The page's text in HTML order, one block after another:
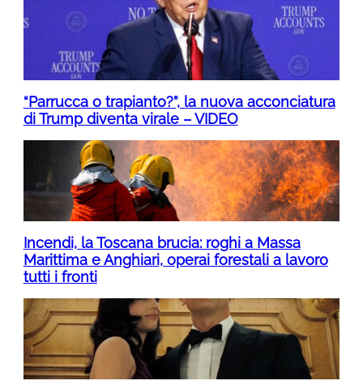
“Parrucca o trapianto?”, la nuova acconciatura
di Trump diventa virale – VIDEO
Incendi, la Toscana brucia: roghi a Massa
Marittima e Anghiari, operai forestali a lavoro
tutti i fronti